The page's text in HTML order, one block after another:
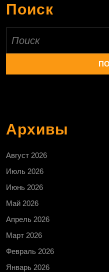
Поиск
Архивы
Август 2026
Июль 2026
Июнь 2026
Май 2026
Апрель 2026
Март 2026
Февраль 2026
Январь 2026